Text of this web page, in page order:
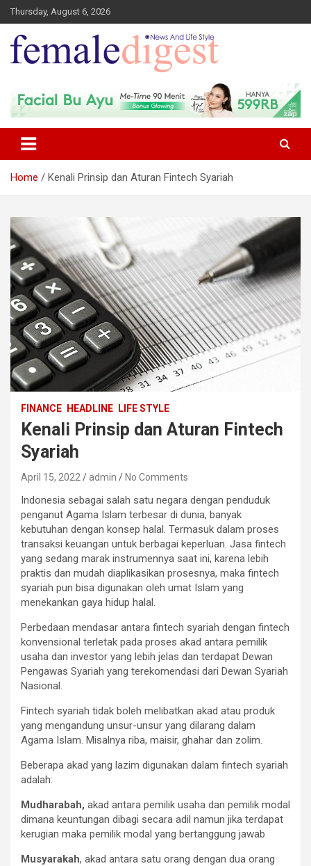
Thursday, August 6, 2026
Female Digest
Home Kenali Prinsip dan Aturan Fintech Syariah
FINANCE HEADLINE LIFE STYLE
Kenali Prinsip dan Aturan Fintech
Syariah
April 15, 2022 admin No Comments
Indonesia sebagai salah satu negara dengan penduduk
penganut Agama Islam terbesar di dunia, banyak
kebutuhan dengan konsep halal. Termasuk dalam proses
transaksi keuangan untuk berbagai keperluan. Jasa fintech
yang sedang marak instrumennya saat ini, karena lebih
praktis dan mudah diaplikasikan prosesnya, maka fintech
syariah pun bisa digunakan oleh umat Islam yang
menekankan gaya hidup halal.
Perbedaan mendasar antara fintech syariah dengan fintech
konvensional terletak pada proses akad antara pemilik
usaha dan investor yang lebih jelas dan terdapat Dewan
Pengawas Syariah yang terekomendasi dari Dewan Syariah
Nasional.
Fintech syariah tidak boleh melibatkan akad atau produk
yang mengandung unsur-unsur yang dilarang dalam
Agama Islam. Misalnya riba, maisir, ghahar dan zolim.
Beberapa akad yang lazim digunakan dalam fintech syariah
adalah:
Mudharabah, akad antara pemilik usaha dan pemilik modal
dimana keuntungan dibagi secara adil namun jika terdapat
kerugian maka pemilik modal yang bertanggung jawab
Musyarakah, akad antara satu orang dengan dua orang